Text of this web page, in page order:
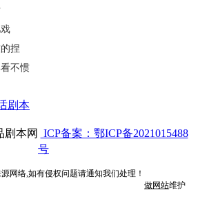
捏
不惯
剧本
剧本网
ICP备案：鄂ICP备2021015488
号
网络,如有侵权问题请通知我们处理！
做网站维护